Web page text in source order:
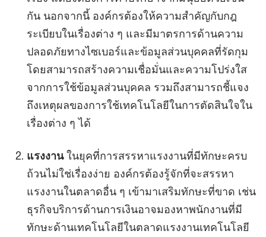
กัน นอกจากนี้ องค์กรต้องให้ความสำคัญกับกฎ
ระเบียบในเรื่องต่าง ๆ และมีมาตรการด้านความ
ปลอดภัยทางไซเบอร์และข้อมูลส่วนบุคคลที่รัดกุม
โดยสามารถสร้างความเชื่อมั่นและความโปร่งใส
จากการใช้ข้อมูลส่วนบุคคล รวมถึงสามารถชี้แจง
ถึงเหตุผลของการใช้เทคโนโลยีในการตัดสินใจใน
เรื่องต่าง ๆ ได้
แรงงานในยุคที่การสรรหาแรงงานที่มีทักษะครบ
ถ้วนไม่ใช่เรื่องง่าย องค์กรต้องรู้จักที่จะสรรหา
แรงงานในตลาดอื่น ๆ เข้ามาเสริมทักษะที่ขาด เช่น
ธุรกิจบริการด้านการเงินอาจมองหาพนักงานที่มี
ทักษะด้านเทคโนโลยีในตลาดแรงงานเทคโนโลยี